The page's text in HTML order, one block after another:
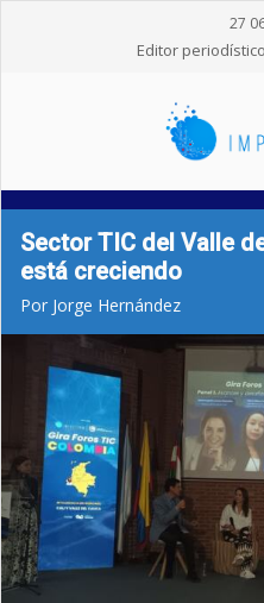
27
Editor
Sector TIC del Valle
está creciendo
Por Jorge Hernández